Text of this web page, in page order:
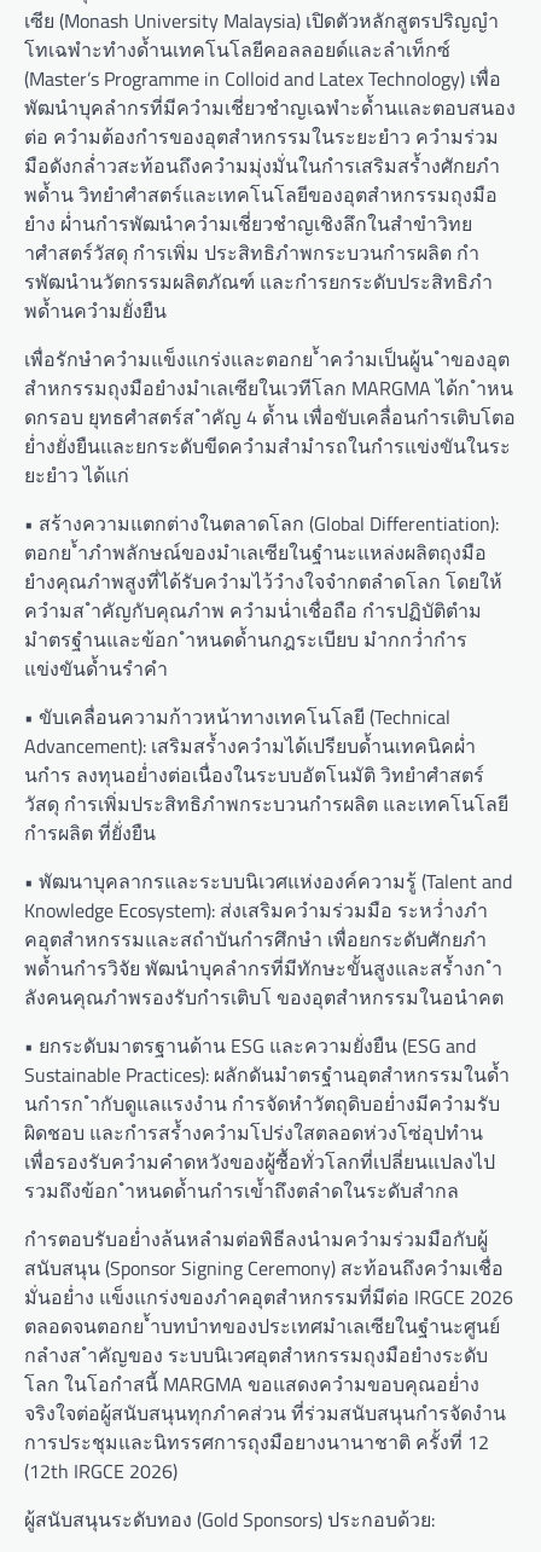
เซีย (Monash University Malaysia) เปิดตัวหลักสูตรปริญญำ
โทเฉพำะทำงด้ำนเทคโนโลยีคอลลอยด์และลำเท็กซ์
(Master’s Programme in Colloid and Latex Technology) เพื่อ
พัฒนำบุคลำกรที่มีควำมเชี่ยวชำญเฉพำะด้ำนและตอบสนอง
ต่อ ควำมต้องกำรของอุตสำหกรรมในระยะยำว ควำมร่วม
มือดังกล่ำวสะท้อนถึงควำมมุ่งมั่นในกำรเสริมสร้ำงศักยภำ
พด้ำน วิทยำศำสตร์และเทคโนโลยีของอุตสำหกรรมถุงมือ
ยำง ผ่ำนกำรพัฒนำควำมเชี่ยวชำญเชิงลึกในสำขำวิทย
ำศำสตร์วัสดุ กำรเพิ่ม ประสิทธิภำพกระบวนกำรผลิต กำ
รพัฒนำนวัตกรรมผลิตภัณฑ์ และกำรยกระดับประสิทธิภำ
พด้ำนควำมยั่งยืน
เพื่อรักษำควำมแข็งแกร่งและตอกย ้ำควำมเป็นผู้น ำของอุต
สำหกรรมถุงมือยำงมำเลเซียในเวทีโลก MARGMA ได้ก ำหน
ดกรอบ ยุทธศำสตร์ส ำคัญ 4 ด้ำน เพื่อขับเคลื่อนกำรเติบโตอ
ย่ำงยั่งยืนและยกระดับขีดควำมสำมำรถในกำรแข่งขันในระ
ยะยำว ได้แก่
• สร้างความแตกต่างในตลาดโลก (Global Differentiation):
ตอกย ้ำภำพลักษณ์ของมำเลเซียในฐำนะแหล่งผลิตถุงมือ
ยำงคุณภำพสูงที่ได้รับควำมไว้วำงใจจำกตลำดโลก โดยให้
ควำมส ำคัญกับคุณภำพ ควำมน่ำเชื่อถือ กำรปฏิบัติตำม
มำตรฐำนและข้อก ำหนดด้ำนกฎระเบียบ มำกกว่ำกำร
แข่งขันด้ำนรำคำ
• ขับเคลื่อนความก้าวหน้าทางเทคโนโลยี (Technical
Advancement): เสริมสร้ำงควำมได้เปรียบด้ำนเทคนิคผ่ำ
นกำร ลงทุนอย่ำงต่อเนื่องในระบบอัตโนมัติ วิทยำศำสตร์
วัสดุ กำรเพิ่มประสิทธิภำพกระบวนกำรผลิต และเทคโนโลยี
กำรผลิต ที่ยั่งยืน
• พัฒนาบุคลากรและระบบนิเวศแห่งองค์ความรู้ (Talent and
Knowledge Ecosystem): ส่งเสริมควำมร่วมมือ ระหว่ำงภำ
คอุตสำหกรรมและสถำบันกำรศึกษำ เพื่อยกระดับศักยภำ
พด้ำนกำรวิจัย พัฒนำบุคลำกรที่มีทักษะขั้นสูงและสร้ำงก ำ
ลังคนคุณภำพรองรับกำรเติบโ ของอุตสำหกรรมในอนำคต
• ยกระดับมาตรฐานด้าน ESG และความยั่งยืน (ESG and
Sustainable Practices): ผลักดันมำตรฐำนอุตสำหกรรมในด้ำ
นกำรก ำกับดูแลแรงงำน กำรจัดหำวัตถุดิบอย่ำงมีควำมรับ
ผิดชอบ และกำรสร้ำงควำมโปร่งใสตลอดห่วงโซ่อุปทำน
เพื่อรองรับควำมคำดหวังของผู้ซื้อทั่วโลกที่เปลี่ยนแปลงไป
รวมถึงข้อก ำหนดด้ำนกำรเข้ำถึงตลำดในระดับสำกล
กำรตอบรับอย่ำงล้นหลำมต่อพิธีลงนำมควำมร่วมมือกับผู้
สนับสนุน (Sponsor Signing Ceremony) สะท้อนถึงควำมเชื่อ
มั่นอย่ำง แข็งแกร่งของภำคอุตสำหกรรมที่มีต่อ IRGCE 2026
ตลอดจนตอกย ้ำบทบำทของประเทศมำเลเซียในฐำนะศูนย์
กลำงส ำคัญของ ระบบนิเวศอุตสำหกรรมถุงมือยำงระดับ
โลก ในโอกำสนี้ MARGMA ขอแสดงควำมขอบคุณอย่ำง
จริงใจต่อผู้สนับสนุนทุกภำคส่วน ที่ร่วมสนับสนุนกำรจัดงำน
การประชุมและนิทรรศการถุงมือยางนานาชาติ ครั้งที่ 12
(12th IRGCE 2026)
ผู้สนับสนุนระดับทอง (Gold Sponsors) ประกอบด้วย: